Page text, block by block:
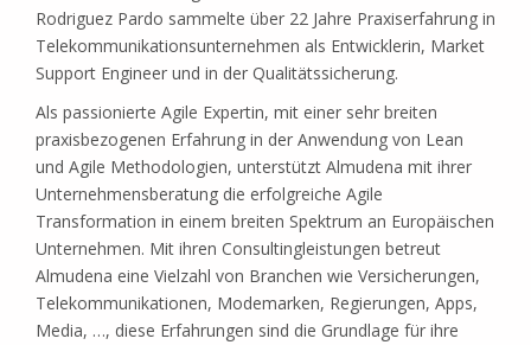
Rodriguez Pardo sammelte über 22 Jahre Praxiserfahrung in
Telekommunikationsunternehmen als Entwicklerin, Market
Support Engineer und in der Qualitätssicherung.
Als passionierte Agile Expertin, mit einer sehr breiten
praxisbezogenen Erfahrung in der Anwendung von Lean
und Agile Methodologien, unterstützt Almudena mit ihrer
Unternehmensberatung die erfolgreiche Agile
Transformation in einem breiten Spektrum an Europäischen
Unternehmen. Mit ihren Consultingleistungen betreut
Almudena eine Vielzahl von Branchen wie Versicherungen,
Telekommunikationen, Modemarken, Regierungen, Apps,
Media, …, diese Erfahrungen sind die Grundlage für ihre